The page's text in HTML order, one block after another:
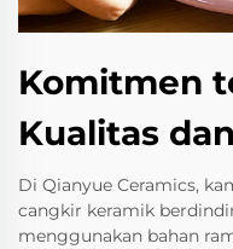
Komitmen
Kualitas
Di Qianyue Ceramics,
cangkir keramik
menggunakan bahan